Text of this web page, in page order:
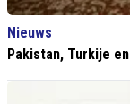
Nieuws
Pakistan, Turkije